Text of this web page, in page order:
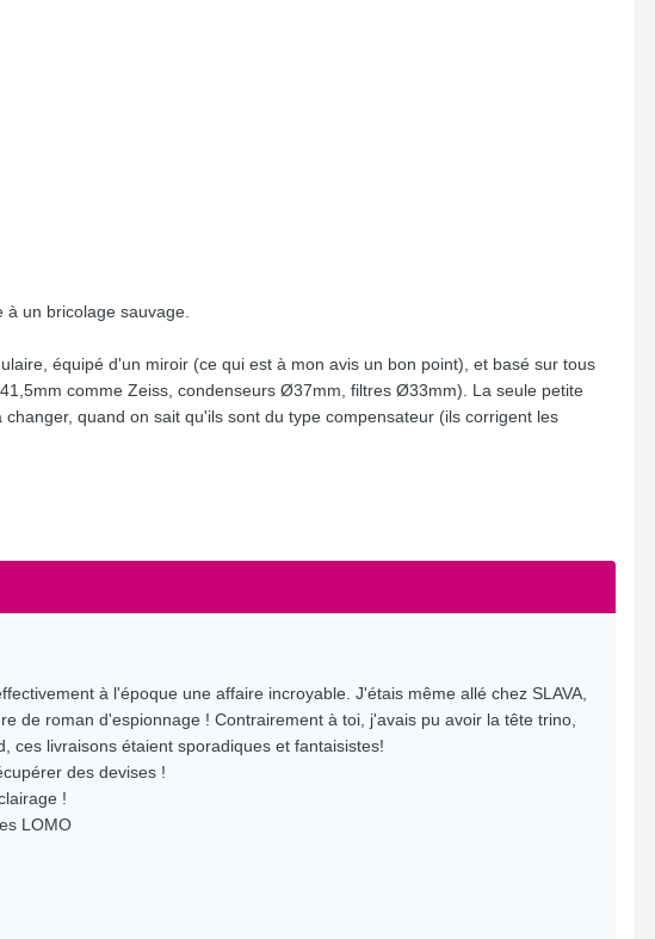
un bricolage sauvage.
équipé d'un miroir (ce qui est à mon avis un bon point), et basé sur tous
comme Zeiss, condenseurs Ø37mm, filtres Ø33mm). La seule petite
quand on sait qu'ils sont du type compensateur (ils corrigent les
à l'époque une affaire incroyable. J'étais même allé chez SLAVA,
de roman d'espionnage ! Contrairement à toi, j'avais pu avoir la tête trino,
ces livraisons étaient sporadiques et fantaisistes!
des devises !
!
LOMO